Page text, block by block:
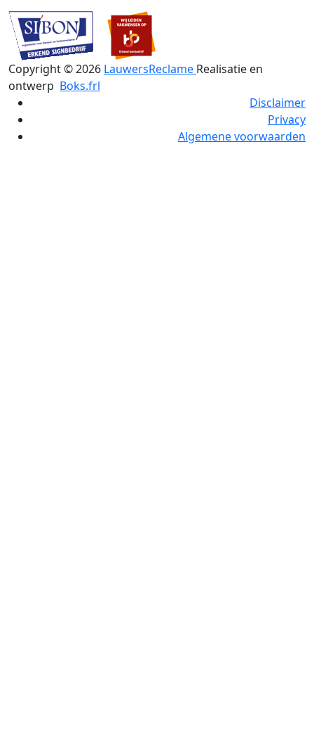
Copyright ©2026 LauwersReclame Realisatie en
ontwerp Boks.frl
Disclaimer
Privacy
Algemene voorwaarden